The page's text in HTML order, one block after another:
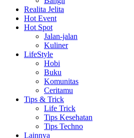
Realita Jelita
Hot Event
Hot Spot
Jalan-jalan
Kuliner
LifeStyle
Hobi
Buku
Komunitas
Ceritamu
Tips & Trick
Life Trick
Tips Kesehatan
Tips Techno
Lainnya